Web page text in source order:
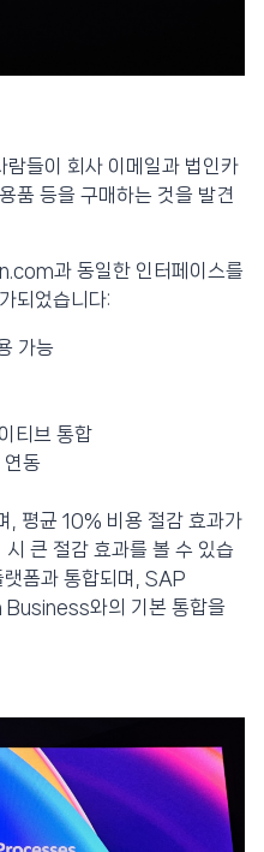
들이 회사 이메일과 법인카
품 등을 구매하는 것을 발견
과 동일한 인터페이스를
되었습니다:
가능
티브 통합
연동
, 평균 10% 비용 절감 효과가
큰 절감 효과를 볼 수 있습
랫폼과 통합되며, SAP
와의 기본 통합을